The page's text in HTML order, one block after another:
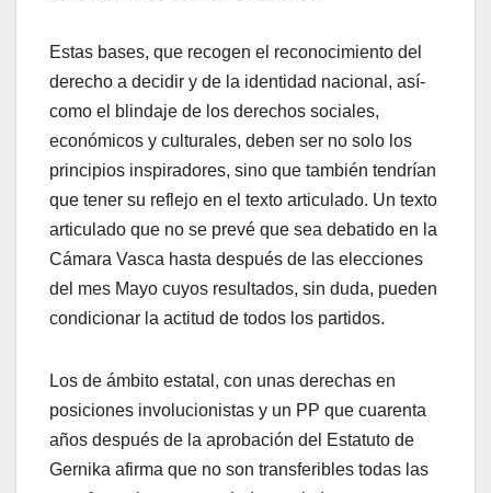
Estas bases, que recogen el reconocimiento del
derecho a decidir y de la identidad nacional, así­
como el blindaje de los derechos sociales,
económicos y culturales, deben ser no solo los
principios inspiradores, sino que también tendrí­an
que tener su reflejo en el texto articulado. Un texto
articulado que no se prevé que sea debatido en la
Cámara Vasca hasta después de las elecciones
del mes Mayo cuyos resultados, sin duda, pueden
condicionar la actitud de todos los partidos.
Los de ámbito estatal, con unas derechas en
posiciones involucionistas y un PP que cuarenta
años después de la aprobación del Estatuto de
Gernika afirma que no son transferibles todas las